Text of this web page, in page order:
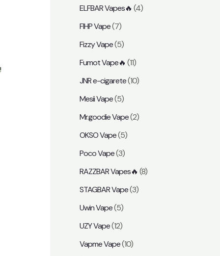
ELFBAR Vapes🔥 (4)
FIHP Vape(7)
Fizzy Vape(5)
Fumot Vape🔥 (11)
JNR e-cigarete(10)
Mesii Vape(5)
Mr.goodie Vape(2)
OKSO Vape(5)
Poco Vape(3)
RAZZBAR Vapes🔥 (8)
STAGBAR Vape(3)
Uwin Vape(5)
UZY Vape(12)
Vapme Vape(10)